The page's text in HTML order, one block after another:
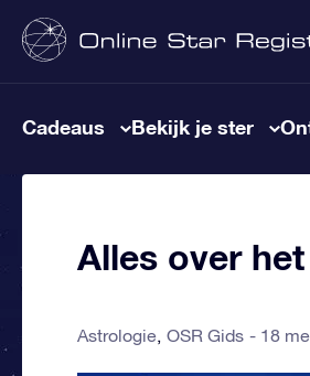
Cadeaus Bekijk je ster
Alles over
Astrologie OSR Gids 18